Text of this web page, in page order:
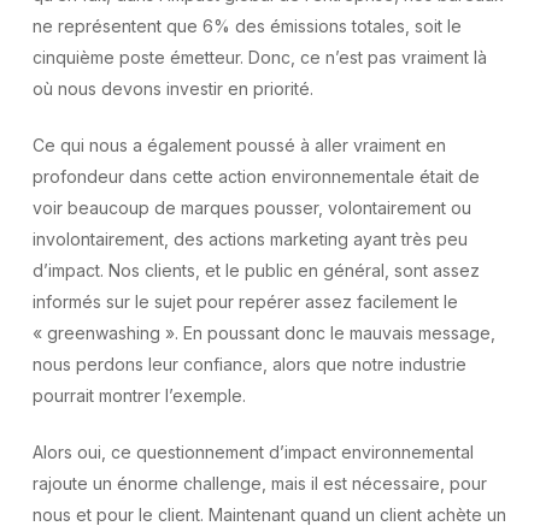
ne représentent que 6% des émissions totales, soit le
cinquième poste émetteur. Donc, ce n’est pas vraiment là
où nous devons investir en priorité.
Ce qui nous a également poussé à aller vraiment en
profondeur dans cette action environnementale était de
voir beaucoup de marques pousser, volontairement ou
involontairement, des actions marketing ayant très peu
d’impact. Nos clients, et le public en général, sont assez
informés sur le sujet pour repérer assez facilement le
« greenwashing ». En poussant donc le mauvais message,
nous perdons leur confiance, alors que notre industrie
pourrait montrer l’exemple.
Alors oui, ce questionnement d’impact environnemental
rajoute un énorme challenge, mais il est nécessaire, pour
nous et pour le client. Maintenant quand un client achète un